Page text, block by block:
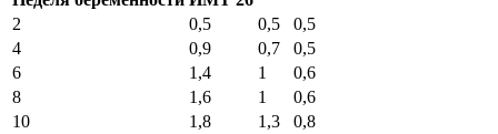
2
0,5 0,5
0,5
4
0,9 0,7
0,5
6
1,4 1
0,6
8
1,6 1
0,6
10
1,8 1,3
0,8